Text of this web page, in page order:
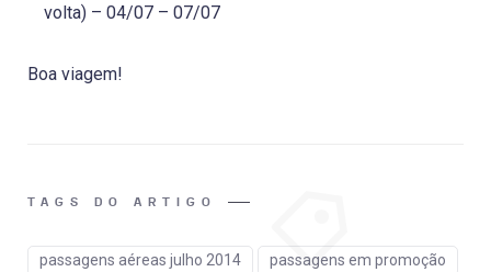
volta) – 04/07 – 07/07
Boa viagem!
TAGS DO ARTIGO
passagens aéreas julho 2014 passagens em promoção